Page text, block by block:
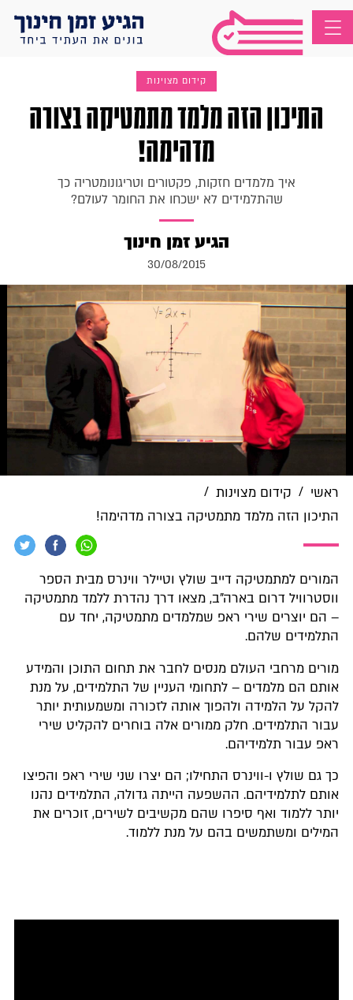
קידום מצוינות
התיכון הזה מלמד מתמטיקה בצורה
מדהימה!
איך מלמדים חזקות, פקטורים וטריגונומטריה כך
שהתלמידים לא ישכחו את החומר לעולם?
הגיע זמן חינוך
30/08/2015
ראשי / קידום מצוינות /
התיכון הזה מלמד מתמטיקה בצורה מדהימה!
המורים למתמטיקה דייב שולץ וטיילר ווינרס מבית הספר
ווסטרוויל דרום בארה"ב, מצאו דרך נהדרת ללמד מתמטיקה
– הם יוצרים שירי ראפ שמלמדים מתמטיקה, יחד עם
התלמידים שלהם.
מורים מרחבי העולם מנסים לחבר את תחום התוכן והמידע
אותם הם מלמדים – לתחומי העניין של התלמידים, על מנת
להקל על הלמידה ולהפוך אותה לזכורה ומשמעותית יותר
עבור התלמידים. חלק ממורים אלה בוחרים להקליט שירי
ראפ עבור תלמידיהם.
כך גם שולץ ו-ווינרס התחילו; הם יצרו שני שירי ראפ והפיצו
אותם לתלמידיהם. ההשפעה הייתה גדולה, התלמידים נהנו
יותר ללמוד ואף סיפרו שהם מקשיבים לשירים, זוכרים את
המילים ומשתמשים בהם על מנת ללמוד.